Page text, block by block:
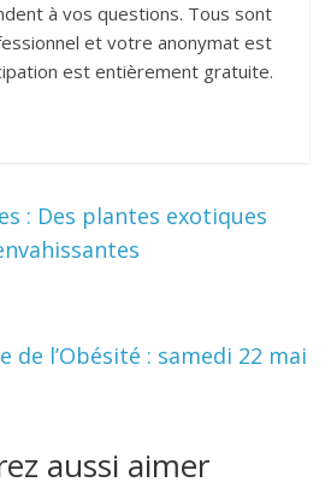
à vos questions. Tous sont
et votre anonymat est
est entièrement gratuite.
: Des plantes exotiques
de l’Obésité : samedi 22 mai
aussi aimer